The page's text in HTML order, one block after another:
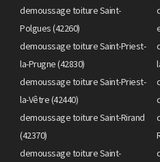
demoussage toiture Saint-
Polgues (42260)
demoussage toiture Saint-Priest-
la-Prugne (42830)
demoussage toiture Saint-Priest-
la-Vêtre (42440)
demoussage toiture Saint-Rirand
(42370)
demoussage toiture Saint-